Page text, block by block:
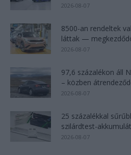
2026-08-07
8500-an rendeltek
láttak —
2026-08-07
97,6 százalékon áll
– közben
2026-08-07
25 százalékkal
szilárdtest-
2026-08-07